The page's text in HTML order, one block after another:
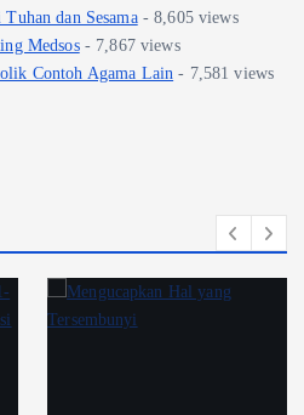
dan Sesama- 8,605 views
Medsos- 7,867 views
Contoh Agama Lain - 7,581 views